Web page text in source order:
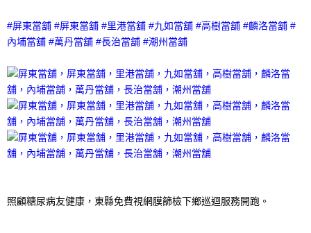
#屏東當舖 #屏東當舖 #里港當舖 #九如當舖 #高樹當舖 #麟洛當舖 #
內埔當舖 #萬丹當舖 #長治當舖 #潮州當舖
照顧糖尿病友健康，東縣免費視網膜篩檢下鄉巡迴服務開跑。